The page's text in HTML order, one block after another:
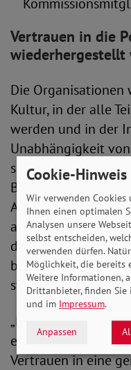
Vertrauen in die
wiederhergestellt
Die
Kultur, in der alle
werden und in der
Unabhängigkeit
selbstverständlich
Bekanntwerden der
Abgeordneten und
autokratischen
der Bundestag in
bereits ein
strengere Regeln
„Doch diese
einseitige
Vertrauen in eine
Cookie-
Wir verwenden
Ihnen einen optimalen
Analysen unsere
selbst entscheiden,
verwenden dürfen.
Möglichkeit, die
Weitere Informationen,
Drittanbieter, finden Sie
und im Impressum.
Anpassen